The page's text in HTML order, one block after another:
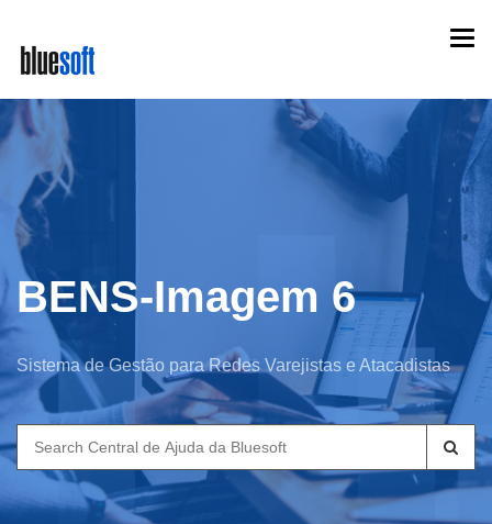
main
content
BENS-Imagem 6
Sistema de Gestão para Redes Varejistas e Atacadistas
Search
for: